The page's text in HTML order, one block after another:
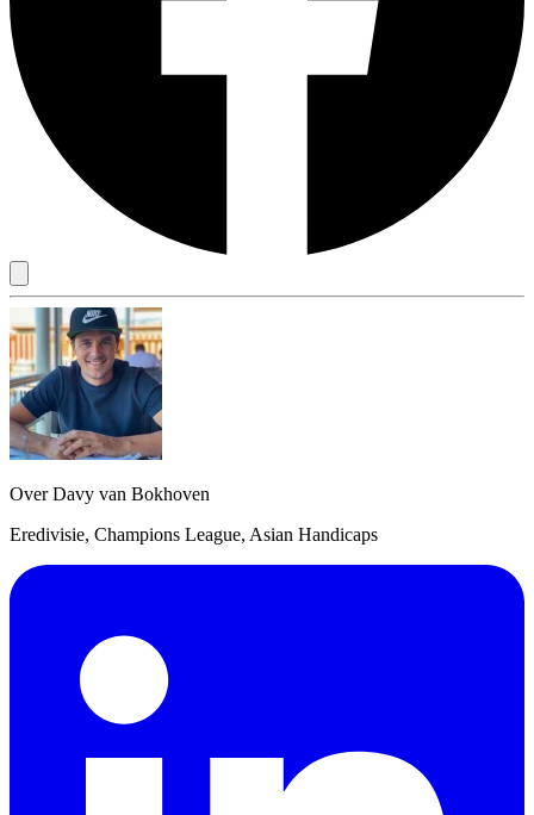
Over Davy van Bokhoven
Eredivisie, Champions League, Asian Handicaps